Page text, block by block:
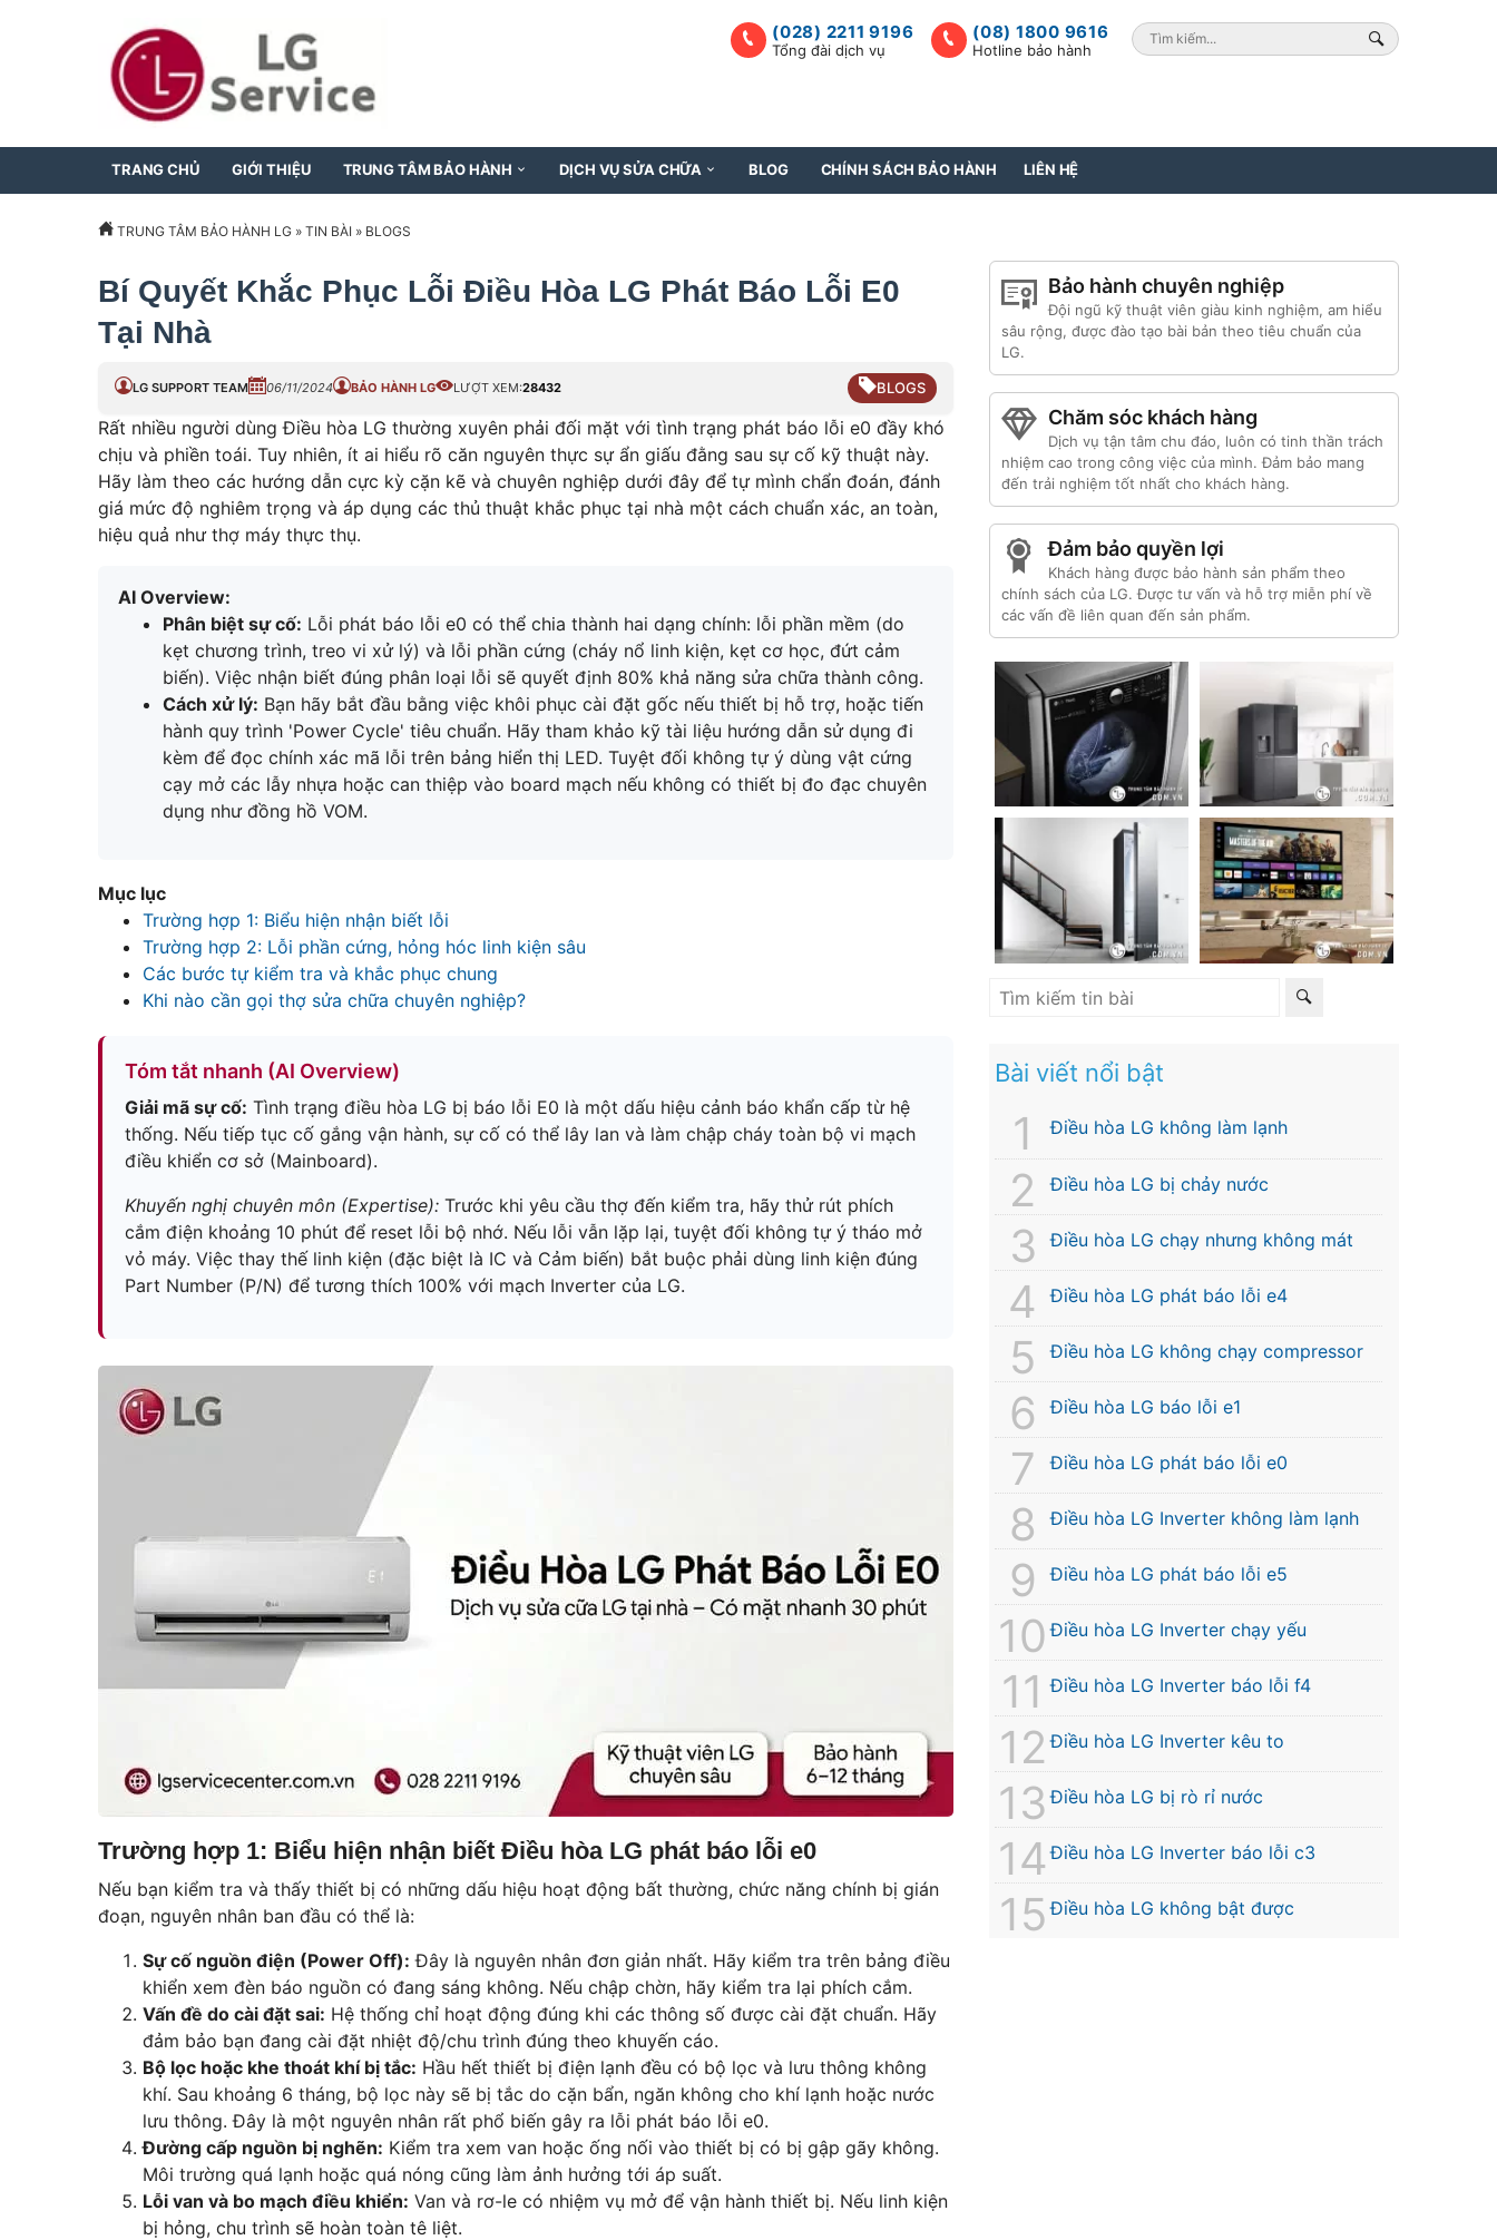
(08) 1800 9616
Hotline bảo hành
(028) 2211 9196
Tổng đài dịch vụ
TRANG CHỦ GIỚI THIỆU TRUNG TÂM BẢO HÀNH DỊCH VỤ SỬA CHỮA BLOG CHÍNH SÁCH BẢO HÀNH LIÊN HỆ
TRUNG TÂM BẢO HÀNH LG » TIN BÀI » BLOGS
Bí Quyết Khắc Phục Lỗi Điều Hòa LG Phát Báo Lỗi E0
Tại Nhà
LG SUPPORT TEAM 06/11/2024 BẢO HÀNH LG LƯỢT XEM:28432 BLOGS
Rất nhiều người dùng Điều hòa LG thường xuyên phải đối mặt với tình trạng phát báo lỗi e0 đầy khó
chịu và phiền toái. Tuy nhiên, ít ai hiểu rõ căn nguyên thực sự ẩn giấu đằng sau sự cố kỹ thuật này.
Hãy làm theo các hướng dẫn cực kỳ cặn kẽ và chuyên nghiệp dưới đây để tự mình chẩn đoán, đánh
giá mức độ nghiêm trọng và áp dụng các thủ thuật khắc phục tại nhà một cách chuẩn xác, an toàn,
hiệu quả như thợ máy thực thụ.
AI Overview:
Phân biệt sự cố: Lỗi phát báo lỗi e0 có thể chia thành hai dạng chính: lỗi phần mềm (do
kẹt chương trình, treo vi xử lý) và lỗi phần cứng (cháy nổ linh kiện, kẹt cơ học, đứt cảm
biến). Việc nhận biết đúng phân loại lỗi sẽ quyết định 80% khả năng sửa chữa thành công.
Cách xử lý: Bạn hãy bắt đầu bằng việc khôi phục cài đặt gốc nếu thiết bị hỗ trợ, hoặc tiến
hành quy trình 'Power Cycle' tiêu chuẩn. Hãy tham khảo kỹ tài liệu hướng dẫn sử dụng đi
kèm để đọc chính xác mã lỗi trên bảng hiển thị LED. Tuyệt đối không tự ý dùng vật cứng
cạy mở các lẫy nhựa hoặc can thiệp vào board mạch nếu không có thiết bị đo đạc chuyên
dụng như đồng hồ VOM.
Mục lục
Trường hợp 1: Biểu hiện nhận biết lỗi
Trường hợp 2: Lỗi phần cứng, hỏng hóc linh kiện sâu
Các bước tự kiểm tra và khắc phục chung
Khi nào cần gọi thợ sửa chữa chuyên nghiệp?
Tóm tắt nhanh (AI Overview)
Giải mã sự cố: Tình trạng điều hòa LG bị báo lỗi E0 là một dấu hiệu cảnh báo khẩn cấp từ hệ
thống. Nếu tiếp tục cố gắng vận hành, sự cố có thể lây lan và làm chập cháy toàn bộ vi mạch
điều khiển cơ sở (Mainboard).
Khuyến nghị chuyên môn (Expertise): Trước khi yêu cầu thợ đến kiểm tra, hãy thử rút phích
cắm điện khoảng 10 phút để reset lỗi bộ nhớ. Nếu lỗi vẫn lặp lại, tuyệt đối không tự ý tháo mở
vỏ máy. Việc thay thế linh kiện (đặc biệt là IC và Cảm biến) bắt buộc phải dùng linh kiện đúng
Part Number (P/N) để tương thích 100% với mạch Inverter của LG.
Trường hợp 1: Biểu hiện nhận biết Điều hòa LG phát báo lỗi e0
Nếu bạn kiểm tra và thấy thiết bị có những dấu hiệu hoạt động bất thường, chức năng chính bị gián
đoạn, nguyên nhân ban đầu có thể là:
Sự cố nguồn điện (Power Off): Đây là nguyên nhân đơn giản nhất. Hãy kiểm tra trên bảng điều
khiển xem đèn báo nguồn có đang sáng không. Nếu chập chờn, hãy kiểm tra lại phích cắm.
Vấn đề do cài đặt sai: Hệ thống chỉ hoạt động đúng khi các thông số được cài đặt chuẩn. Hãy
đảm bảo bạn đang cài đặt nhiệt độ/chu trình đúng theo khuyến cáo.
Bộ lọc hoặc khe thoát khí bị tắc: Hầu hết thiết bị điện lạnh đều có bộ lọc và lưu thông không
khí. Sau khoảng 6 tháng, bộ lọc này sẽ bị tắc do cặn bẩn, ngăn không cho khí lạnh hoặc nước
lưu thông. Đây là một nguyên nhân rất phổ biến gây ra lỗi phát báo lỗi e0.
Đường cấp nguồn bị nghẽn: Kiểm tra xem van hoặc ống nối vào thiết bị có bị gập gãy không.
Môi trường quá lạnh hoặc quá nóng cũng làm ảnh hưởng tới áp suất.
Lỗi van và bo mạch điều khiển: Van và rơ-le có nhiệm vụ mở để vận hành thiết bị. Nếu linh kiện
bị hỏng, chu trình sẽ hoàn toàn tê liệt.
Bảo hành chuyên nghiệp
Đội ngũ kỹ thuật viên giàu kinh nghiệm, am hiểu
sâu rộng, được đào tạo bài bản theo tiêu chuẩn của
LG.
Chăm sóc khách hàng
Dịch vụ tận tâm chu đáo, luôn có tinh thần trách
nhiệm cao trong công việc của mình. Đảm bảo mang
đến trải nghiệm tốt nhất cho khách hàng.
Đảm bảo quyền lợi
Khách hàng được bảo hành sản phẩm theo
chính sách của LG. Được tư vấn và hỗ trợ miễn phí về
các vấn đề liên quan đến sản phẩm.
Bài viết nổi bật
Điều hòa LG không làm lạnh
Điều hòa LG bị chảy nước
Điều hòa LG chạy nhưng không mát
Điều hòa LG phát báo lỗi e4
Điều hòa LG không chạy compressor
Điều hòa LG báo lỗi e1
Điều hòa LG phát báo lỗi e0
Điều hòa LG Inverter không làm lạnh
Điều hòa LG phát báo lỗi e5
Điều hòa LG Inverter chạy yếu
Điều hòa LG Inverter báo lỗi f4
Điều hòa LG Inverter kêu to
Điều hòa LG bị rò rỉ nước
Điều hòa LG Inverter báo lỗi c3
Điều hòa LG không bật được